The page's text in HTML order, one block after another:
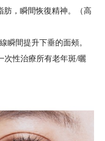
肪，瞬間恢復精神。（高
瞬間提升下垂的面頰。
次性治療所有老年斑/曬